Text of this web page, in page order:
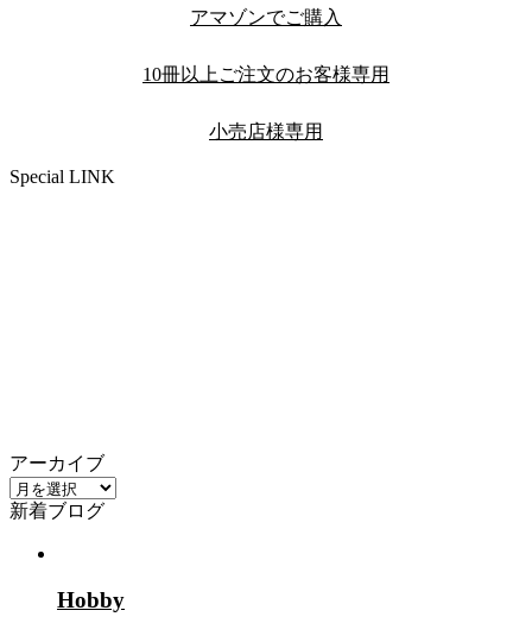
アマゾンでご購入
10冊以上ご注文のお客様専用
小売店様専用
Special LINK
アーカイブ
ア
ー
新着ブログ
Hobby